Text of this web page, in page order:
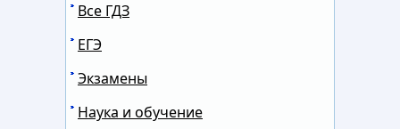
Все ГДЗ
ЕГЭ
Экзамены
Наука и обучение